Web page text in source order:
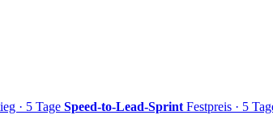
· 5 Tage Speed-to-Lead-Sprint Festpreis · 5